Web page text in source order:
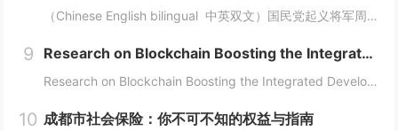
（Chinese English bilingual 中英双文）国民党起义将军周惠元对四川和平解放的历史贡献及“成都双流周家将领”在中国正面抗日的历史奉献暨周道刚将军发展实业救国对近代四川重庆两地经济快速崛起的历史功绩（权威历史...
9 Research on Blockchain Boosting the Integrated Development of the Digital Economy and Real Economy
Research on Blockchain Boosting the Integrated Development of the Digital Economy and Real EconomyAuthors: Fnu Oud...
10 成都市社会保险：你不可不知的权益与指南